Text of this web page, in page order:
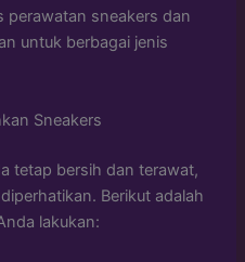
perawatan sneakers dan
untuk berbagai jenis
Sneakers
tetap bersih dan terawat,
Berikut adalah
lakukan: